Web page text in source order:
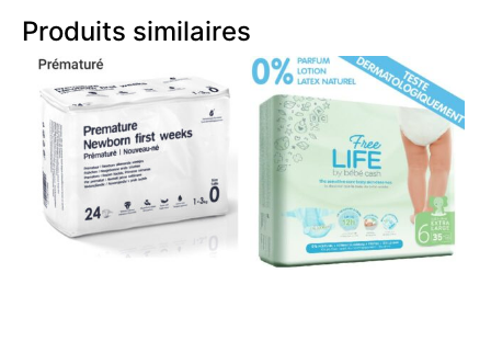
Produits similaires